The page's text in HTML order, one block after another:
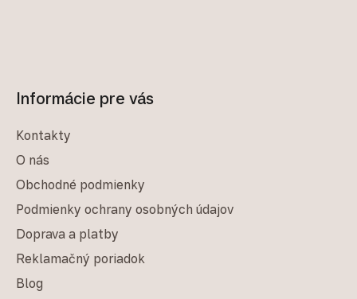
Informácie pre vás
Kontakty
O nás
Obchodné podmienky
Podmienky ochrany osobných údajov
Doprava a platby
Reklamačný poriadok
Blog